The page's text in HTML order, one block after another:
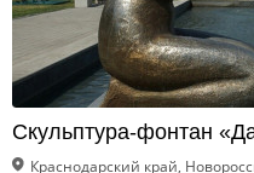
Скульптура-фонтан
Краснодарский край,